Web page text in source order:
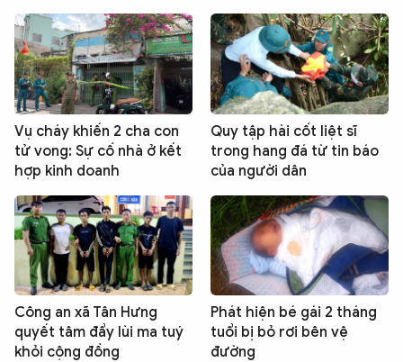
Vụ cháy khiến 2 cha con
tử vong: Sự cố nhà ở kết
hợp kinh doanh
Quy tập hài cốt liệt sĩ
trong hang đá từ tin báo
của người dân
Công an xã Tân Hưng
quyết tâm đẩy lùi ma tuý
khỏi cộng đồng
Phát hiện bé gái 2 tháng
tuổi bị bỏ rơi bên vệ
đường